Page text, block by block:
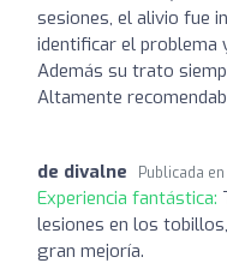
sesiones, el alivio fue
identificar el problema
Además su trato
Altamente
de divalne Publicada en
Experiencia fantástica:
lesiones en los
gran mejoría.